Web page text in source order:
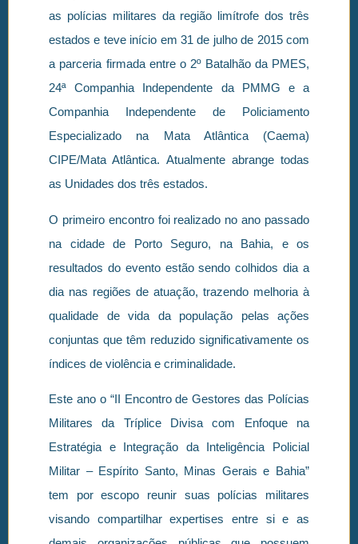
as polícias militares da região limítrofe dos três
estados e teve início em 31 de julho de 2015 com
a parceria firmada entre o 2º Batalhão da PMES,
24ª Companhia Independente da PMMG e a
Companhia Independente de Policiamento
Especializado na Mata Atlântica (Caema)
CIPE/Mata Atlântica. Atualmente abrange todas
as Unidades dos três estados.
O primeiro encontro foi realizado no ano passado
na cidade de Porto Seguro, na Bahia, e os
resultados do evento estão sendo colhidos dia a
dia nas regiões de atuação, trazendo melhoria à
qualidade de vida da população pelas ações
conjuntas que têm reduzido significativamente os
índices de violência e criminalidade.
Este ano o “II Encontro de Gestores das Polícias
Militares da Tríplice Divisa com Enfoque na
Estratégia e Integração da Inteligência Policial
Militar – Espírito Santo, Minas Gerais e Bahia”
tem por escopo reunir suas polícias militares
visando compartilhar expertises entre si e as